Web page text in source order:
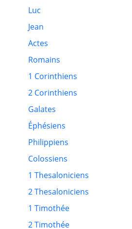
Luc
Jean
Actes
Romains
1 Corinthiens
2 Corinthiens
Galates
Éphésiens
Philippiens
Colossiens
1 Thesaloniciens
2 Thesaloniciens
1 Timothée
2 Timothée